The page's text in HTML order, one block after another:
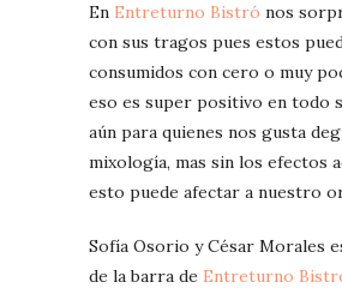
En Entreturno Bistró nos
con sus tragos pues estos
consumidos con cero o muy
eso es super positivo en todo
aún para quienes nos gusta
mixología, mas sin los efectos
esto puede afectar a nuestro
Sofía Osorio y César Morales
de la barra de Entreturno